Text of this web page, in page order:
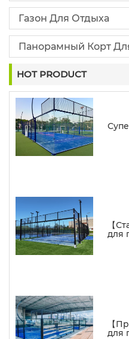
Газон Для Отдыха
Панорамный Корт
HOT PRODUCT
【
для
【
для